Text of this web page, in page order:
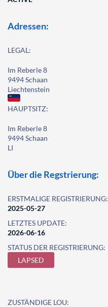
Adressen:
LEGAL:
Im Reberle 8
9494 Schaan
Liechtenstein
HAUPTSITZ:
Im Reberle 8
9494 Schaan
LI
Über die Regstrierung:
ERSTMALIGE REGISTRIERUNG:
2025-05-27
LETZTES UPDATE:
2026-06-16
STATUS DER REGISTRIERUNG:
LAPSED
ZUSTÄNDIGE LOU: